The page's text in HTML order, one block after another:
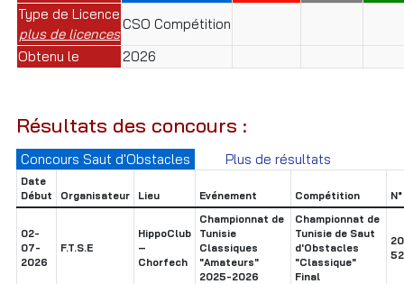
Type de Licence
plus de licences
CSO Compétition
Obtenu le
2026
Résultats des concours :
Concours Saut d'Obstacles Plus de résultats
Date
Début
Organisateur Lieu Evénement Compétition
02-
07-
2026
F.T.S.E
HippoClub
–
Chorfech
Championnat de
Tunisie
Classiques
"Amateurs"
2025-2026
Championnat de
Tunisie de Saut
d'Obstacles
"Classique"
Final